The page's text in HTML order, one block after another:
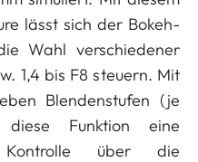
lässt sich der Bokeh-
Wahl verschiedener
1,4 bis F8 steuern. Mit
Blendenstufen (je
Funktion eine
Kontrolle über die